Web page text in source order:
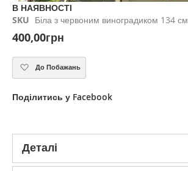
В НАЯВНОСТІ
SKU Біла з червоним виноградиком 134 см
400,00грн
До Побажань
Поділитись у Facebook
Skip
to
the
beginning
of
the
images
gallery
Деталі